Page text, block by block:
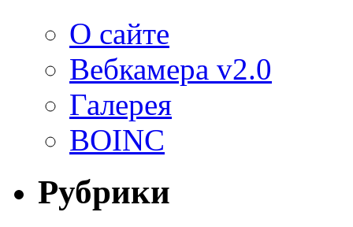
О сайте
Вебкамера v2.0
Галерея
BOINC
Рубрики